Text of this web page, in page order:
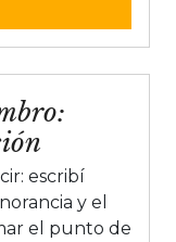
escribí
y el
el punto de